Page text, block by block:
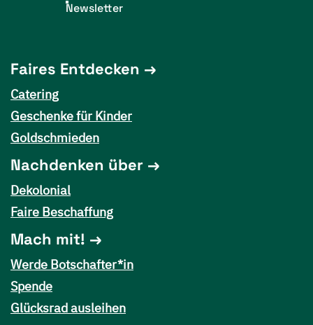
Newsletter
Faires Entdecken
Catering
Geschenke für Kinder
Goldschmieden
Nachdenken über
Dekolonial
Faire Beschaffung
Mach mit!
Werde Botschafter*in
Spende
Glücksrad ausleihen